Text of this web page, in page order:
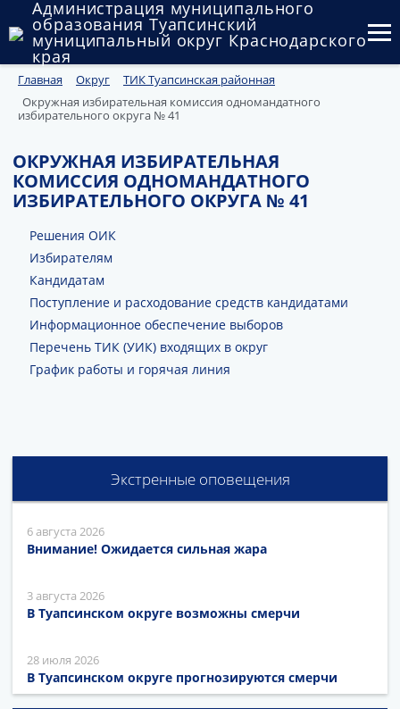
Администрация муниципального
образования Туапсинский
муниципальный округ Краснодарского
края
Округ
Администрация
Муниципальные закупки
Государственный и муниципальный контроль
Муниципальное имущество
Публичные слушания и общественные обсуждения
Документы
Главная Округ
ТИК Туапсинская районная
Окружная избирательная комиссия одномандатного
избирательного округа № 41
ОКРУЖНАЯ ИЗБИРАТЕЛЬНАЯ
КОМИССИЯ ОДНОМАНДАТНОГО
ИЗБИРАТЕЛЬНОГО ОКРУГА № 41
Решения ОИК
Избирателям
Кандидатам
Поступление и расходование средств кандидатами
Информационное обеспечение выборов
Перечень ТИК (УИК) входящих в округ
График работы и горячая линия
Экстренные оповещения
6 августа 2026
Внимание! Ожидается сильная жара
3 августа 2026
В Туапсинском округе возможны смерчи
28 июля 2026
В Туапсинском округе прогнозируются смерчи